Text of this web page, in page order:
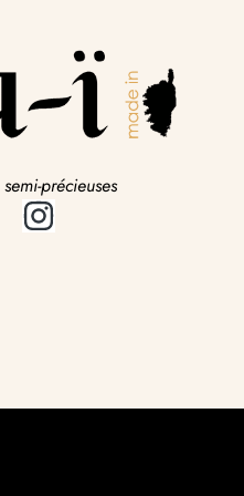
précieuses